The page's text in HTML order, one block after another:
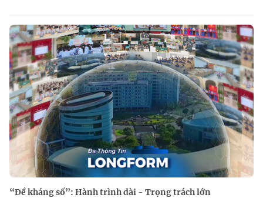
“Đề kháng số”: Hành trình dài - Trọng trách lớn